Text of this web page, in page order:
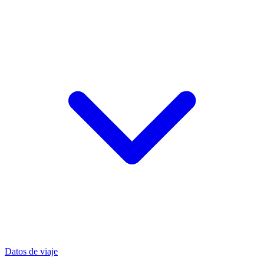
Datos de viaje